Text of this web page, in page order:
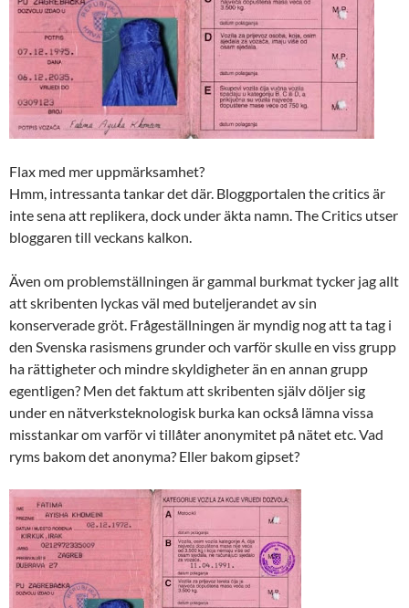
Flax med mer uppmärksamhet?
Hmm, intressanta tankar det där. Bloggportalen the critics är
inte sena att replikera, dock under äkta namn. The Critics utser
bloggaren till veckans kalkon.
Även om problemställningen är gammal burkmat tycker jag allt
att skribenten lyckas väl med buteljerandet av sin
konserverade gröt. Frågeställningen är myndig nog att ta tag i
den Svenska rasismens grunder och varför skulle en viss grupp
ha rättigheter och mindre skyldigheter än en annan grupp
egentligen? Men det faktum att skribenten själv döljer sig
under en nätverksteknologisk burka kan också lämna vissa
misstankar om varför vi tillåter anonymitet på nätet etc. Vad
ryms bakom det anonyma? Eller bakom gipset?